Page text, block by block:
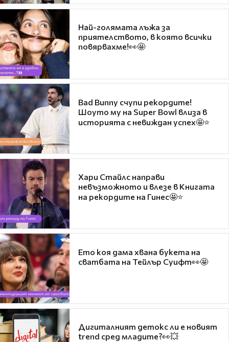
Най-голямата лъжа за
приятелството, в която всички
повярвахме!👀🤩
Bad Bunny счупи рекордите!
Шоуто му на Super Bowl влиза в
историята с невиждан успех🤩⭐
Хари Стайлс направи
невъзможното и влезе в Книгата
на рекордите на Гинес🤩⭐
Ето коя дама хвана букета на
сватбата на Тейлър Суифт👀🤩
Дигиталният детокс ли е новият
trend сред младите?👀💥